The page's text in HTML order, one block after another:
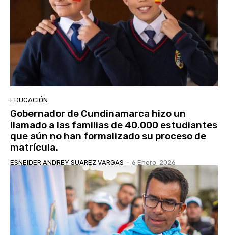
EDUCACIÓN
Gobernador de Cundinamarca hizo un
llamado a las familias de 40.000 estudiantes
que aún no han formalizado su proceso de
matrícula.
ESNEIDER ANDREY SUAREZ VARGAS - 6 Enero, 2026